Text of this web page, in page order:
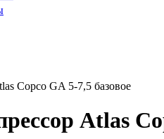
Copco GA 5-7,5 базовое
Atlas